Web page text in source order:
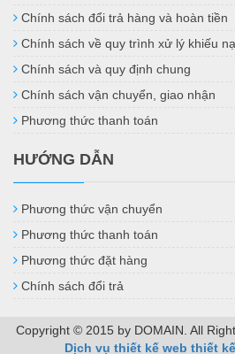
Chính sách đổi trả hàng và hoàn tiền
Chính sách về quy trình xử lý khiếu
Chính sách và quy định chung
Chính sách vận chuyển, giao nhận
Phương thức thanh toán
HƯỚNG DẪN
Phương thức vận chuyển
Phương thức thanh toán
Phương thức đặt hàng
Chính sách đổi trả
Copyright © 2015 by DOMAIN. All
Dịch vụ thiết kế web thiết